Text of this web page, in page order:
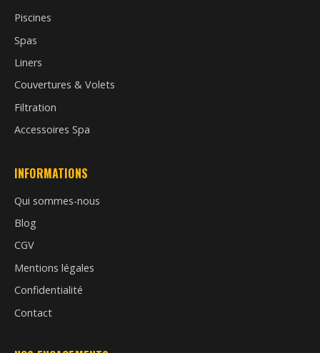
Piscines
Spas
Liners
Couvertures & Volets
Filtration
Accessoires Spa
INFORMATIONS
Qui sommes-nous
Blog
CGV
Mentions légales
Confidentialité
Contact